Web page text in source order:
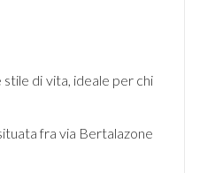
di vita, ideale per chi
fra via Bertalazone